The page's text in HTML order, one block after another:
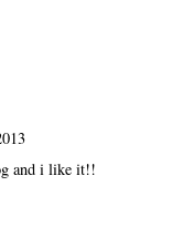
and i like it!!